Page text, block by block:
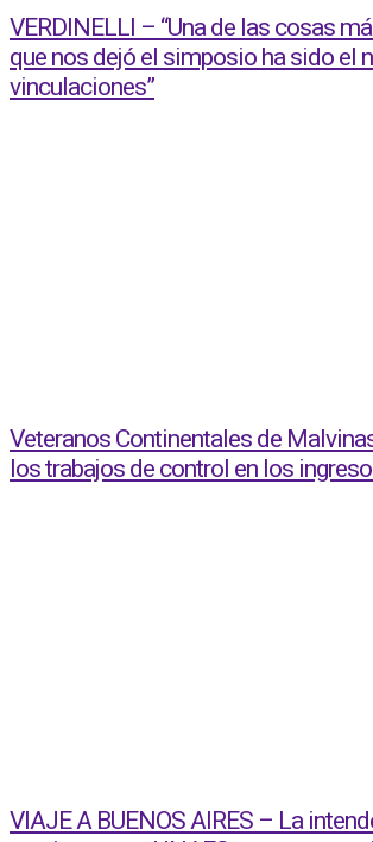
VERDINELLI – “Una de las cosas
que nos dejó el simposio ha sido el
vinculaciones”
Veteranos Continentales de
los trabajos de control en los
VIAJE A BUENOS AIRES – La